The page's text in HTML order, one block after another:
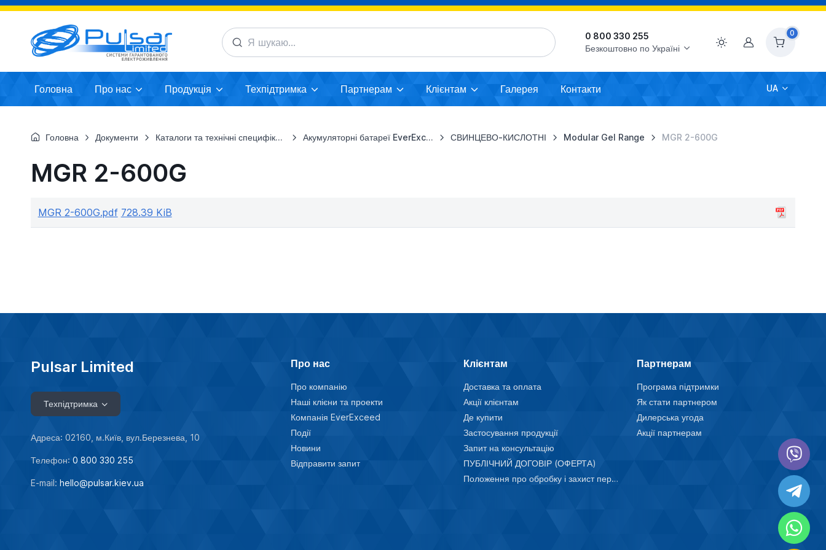
0 800 330 255
Безкоштовно по Україні
Акаунт
0
Головна Про нас Продукція Техпідтримка Партнерам Клієнтам Галерея Контакти UA
Головна Документи Каталоги та технічні специфікації Акумуляторні батареї EverExceed СВИНЦЕВО-КИСЛОТНІ Modular Gel Range MGR 2-600G
MGR 2-600G
MGR 2-600G.pdf 728.39 KiB
Pulsar Limited
Техпідтримка
Адреса: 02160, м.Київ, вул.Березнева, 10
Телефон: 0 800 330 255
E-mail: hello@pulsar.kiev.ua
Про нас
Про компанію
Наші клієни та проекти
Компанія EverExceed
Події
Новини
Відправити запит
Клієнтам
Доставка та оплата
Акції клієнтам
Де купити
Застосування продукції
Запит на консультацію
ПУБЛІЧНИЙ ДОГОВІР (ОФЕРТА)
Положення про обробку і захист персональних даних
Партнерам
Програма підтримки
Як стати партнером
Дилерська угода
Акції партнерам